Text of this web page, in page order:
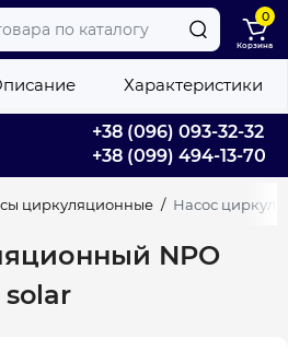
+38 (096) 093-32-32
+38 (099) 494-13-70
0
Корзина
циркуляционные Насос
NPO
solar
Характеристики